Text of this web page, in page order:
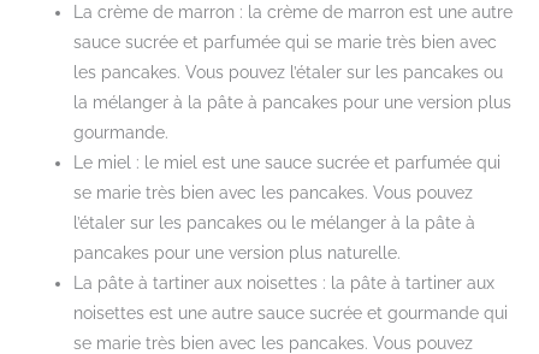
La crème de marron : la crème de marron est une autre
sauce sucrée et parfumée qui se marie très bien avec
les pancakes. Vous pouvez l’étaler sur les pancakes ou
la mélanger à la pâte à pancakes pour une version plus
gourmande.
Le miel : le miel est une sauce sucrée et parfumée qui
se marie très bien avec les pancakes. Vous pouvez
l’étaler sur les pancakes ou le mélanger à la pâte à
pancakes pour une version plus naturelle.
La pâte à tartiner aux noisettes : la pâte à tartiner aux
noisettes est une autre sauce sucrée et gourmande qui
se marie très bien avec les pancakes. Vous pouvez